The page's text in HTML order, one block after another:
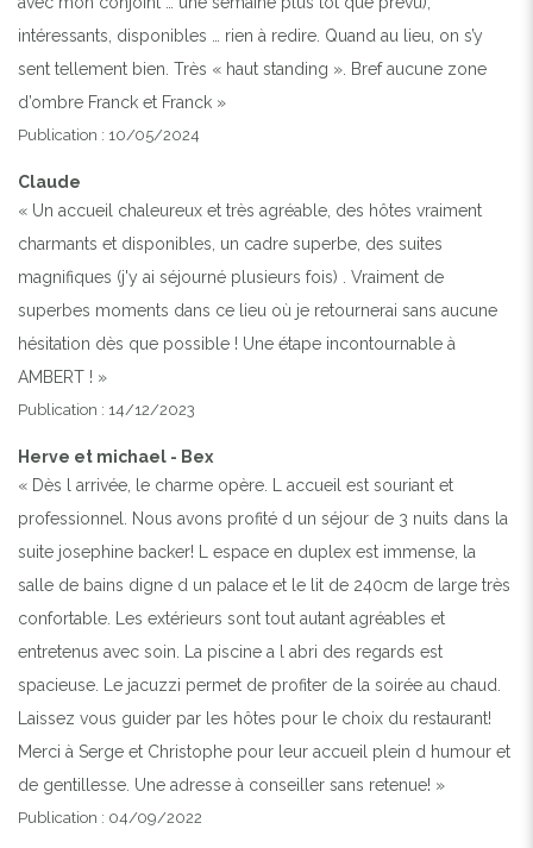
Previous Next
intéressants, disponibles … rien à redire. Quand au lieu, on s’y
sent tellement bien. Très « haut standing ». Bref aucune zone
d’ombre Franck et Franck »
Publication : 10/05/2024
Claude
« Un accueil chaleureux et très agréable, des hôtes vraiment
charmants et disponibles, un cadre superbe, des suites
magnifiques (j'y ai séjourné plusieurs fois) . Vraiment de
superbes moments dans ce lieu où je retournerai sans aucune
hésitation dès que possible ! Une étape incontournable à
AMBERT ! »
Publication : 14/12/2023
Herve et michael - Bex
« Dès l arrivée, le charme opère. L accueil est souriant et
professionnel. Nous avons profité d un séjour de 3 nuits dans la
suite josephine backer! L espace en duplex est immense, la
salle de bains digne d un palace et le lit de 240cm de large très
confortable. Les extérieurs sont tout autant agréables et
entretenus avec soin. La piscine a l abri des regards est
spacieuse. Le jacuzzi permet de profiter de la soirée au chaud.
Laissez vous guider par les hôtes pour le choix du restaurant!
Merci à Serge et Christophe pour leur accueil plein d humour et
de gentillesse. Une adresse à conseiller sans retenue! »
Publication : 04/09/2022